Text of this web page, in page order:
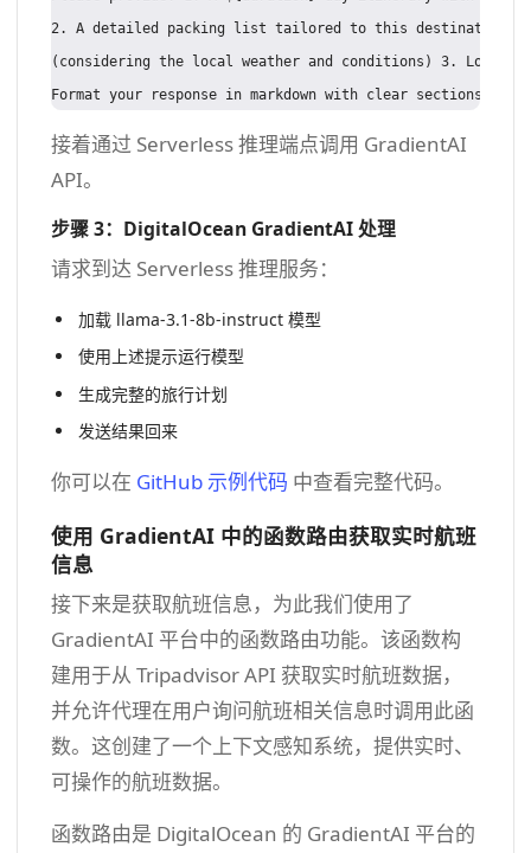
2. A detailed packing list tailored to this destination
(considering the local weather and conditions) 3. Local
接着通过 Serverless 推理端点调用 GradientAI
API。
步骤 3：DigitalOcean GradientAI 处理
请求到达 Serverless 推理服务：
加载 llama-3.1-8b-instruct 模型
使用上述提示运行模型
生成完整的旅行计划
发送结果回来
你可以在 GitHub 示例代码 中查看完整代码。
使用 GradientAI 中的函数路由获取实时航班
信息
接下来是获取航班信息，为此我们使用了
GradientAI 平台中的函数路由功能。该函数构
建用于从 Tripadvisor API 获取实时航班数据，
并允许代理在用户询问航班相关信息时调用此函
数。这创建了一个上下文感知系统，提供实时、
可操作的航班数据。
函数路由是 DigitalOcean 的 GradientAI 平台的